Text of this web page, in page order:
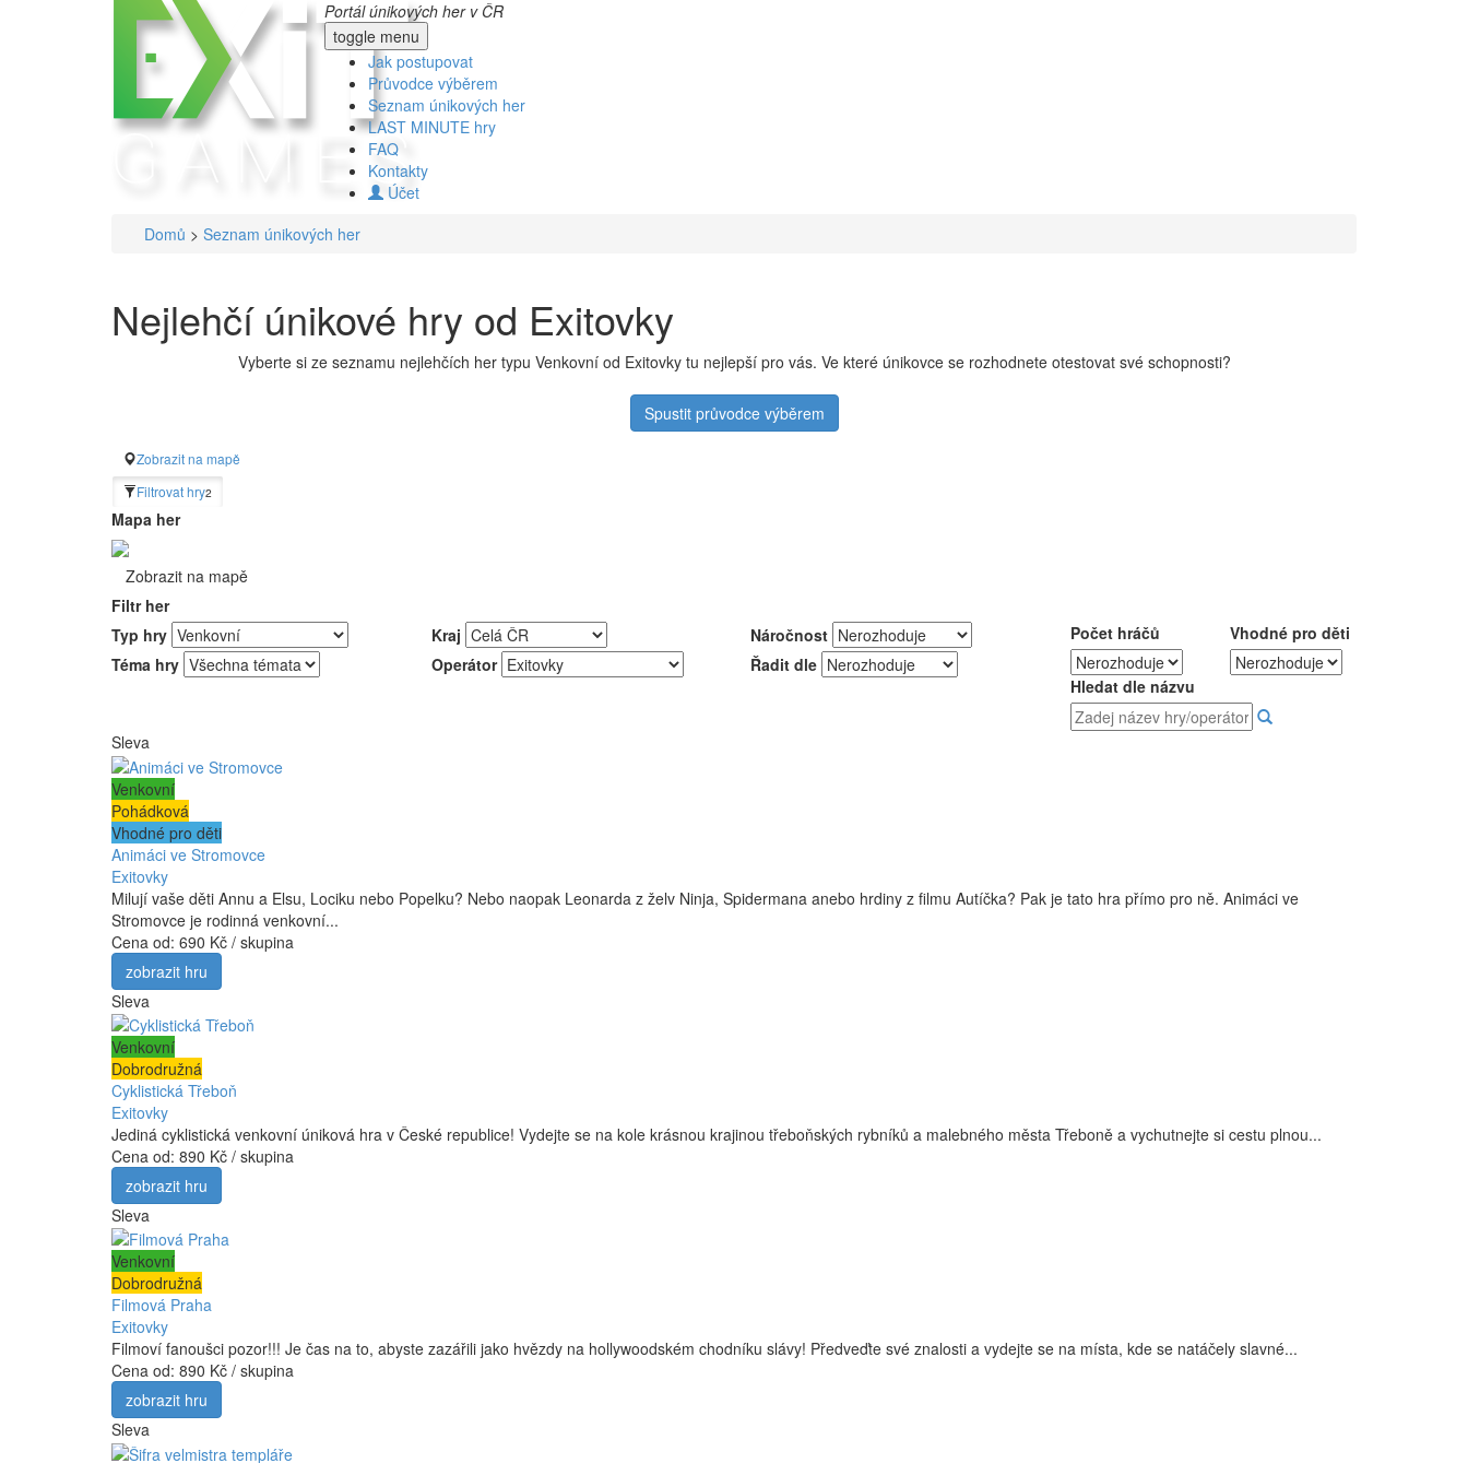
Portál únikových her v ČR
toggle menu
Jak postupovat
Průvodce výběrem
Seznam únikových her
LAST MINUTE hry
FAQ
Kontakty
Účet
Domů > Seznam únikových her
Nejlehčí únikové hry od Exitovky
Vyberte si ze seznamu nejlehčích her typu Venkovní od Exitovky tu nejlepší pro vás. Ve které únikovce se rozhodnete otestovat své schopnosti?
Spustit průvodce výběrem
Zobrazit na mapě
Filtrovat hry2
Mapa her
Zobrazit na mapě
Filtr her
Typ hry
Téma hry
Kraj
Operátor
Náročnost
Řadit dle
Počet hráčů Vhodné pro děti
Hledat dle názvu
Sleva
Venkovní
Pohádková
Vhodné pro děti
Animáci ve Stromovce
Exitovky
Milují vaše děti Annu a Elsu, Lociku nebo Popelku? Nebo naopak Leonarda z želv Ninja, Spidermana anebo hrdiny z filmu Autíčka? Pak je tato hra přímo pro ně. Animáci ve
Stromovce je rodinná venkovní...
Cena od: 690 Kč / skupina
zobrazit hru
Sleva
Venkovní
Dobrodružná
Cyklistická Třeboň
Exitovky
Jediná cyklistická venkovní úniková hra v České republice! Vydejte se na kole krásnou krajinou třeboňských rybníků a malebného města Třeboně a vychutnejte si cestu plnou...
Cena od: 890 Kč / skupina
zobrazit hru
Sleva
Venkovní
Dobrodružná
Filmová Praha
Exitovky
Filmoví fanoušci pozor!!! Je čas na to, abyste zazářili jako hvězdy na hollywoodském chodníku slávy! Předveďte své znalosti a vydejte se na místa, kde se natáčely slavné...
Cena od: 890 Kč / skupina
zobrazit hru
Sleva